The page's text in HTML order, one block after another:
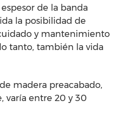
de la banda
la posibilidad de
y mantenimiento
tanto, también la vida
madera preacabado,
varía entre 20 y 30